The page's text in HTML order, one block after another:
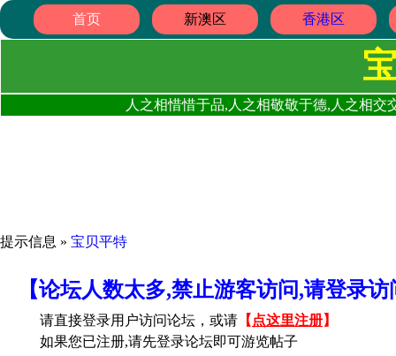
首页 新澳区 香港区
人之相惜惜于品,人之相敬敬于德,人之相
提示信息 » 宝贝平特
【论坛人数太多,禁止游客访问,请登录
请直接登录用户访问论坛，或请 【 点这里注册】
如果您已注册,请先登录论坛即可游览帖子